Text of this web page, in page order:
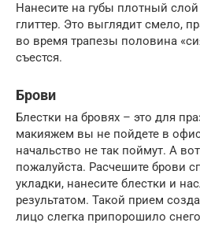
Нанесите на губы плотный
глиттер. Это выглядит смело,
во время трапезы половина
съестся.
Брови
Блестки на бровях – это для
макияжем вы не пойдете в
начальство не так поймут. А
пожалуйста. Расчешите брови
укладки, нанесите блестки и
результатом. Такой прием
лицо слегка припорошило